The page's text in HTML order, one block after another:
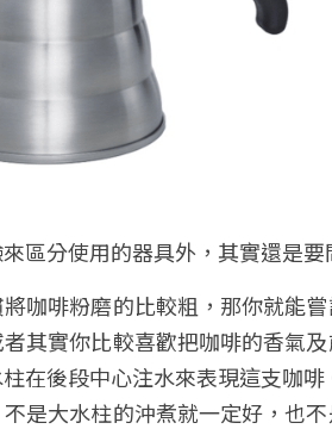
區分使用的器具外，其實還是要
咖啡粉磨的比較粗，那你就能
其實你比較喜歡把咖啡的香氣
在後段中心注水來表現這支咖
是大水柱的沖煮就一定好，也